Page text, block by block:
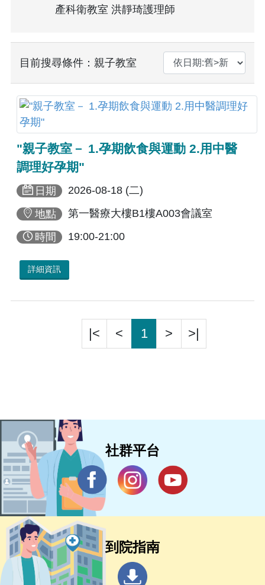
產科衛教室 洪靜琦護理師
目前搜尋條件：親子教室
"親子教室－ 1.孕期飲食與運動 2.用中醫
調理好孕期"
日期
2026-08-18 (二)
地點
第一醫療大樓B1樓A003會議室
時間
19:00-21:00
詳細資訊
|< < 1 > >|
社群平台
到院指南